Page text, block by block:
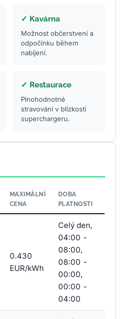
✓ Kavárna
Možnost občerstvení a
odpočinku během
nabíjení.
✓ Restaurace
Plnohodnotné
stravování v blízkosti
superchargeru.
MAXIMÁLNÍ
CENA
DOBA
PLATNOSTI
0.430
EUR/kWh
Celý den,
04:00 -
08:00,
08:00 -
00:00,
00:00 -
04:00